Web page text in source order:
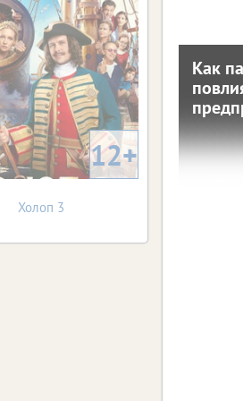
Как
27 мая
12+
Холоп 3